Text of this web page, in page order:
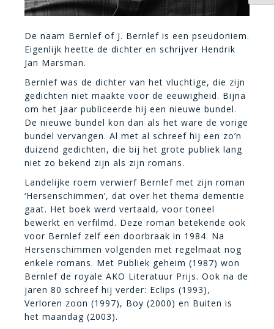
De naam Bernlef of J. Bernlef is een pseudoniem.
Eigenlijk heette de dichter en schrijver Hendrik
Jan Marsman.
Bernlef was de dichter van het vluchtige, die zijn
gedichten niet maakte voor de eeuwigheid. Bijna
om het jaar publiceerde hij een nieuwe bundel.
De nieuwe bundel kon dan als het ware de vorige
bundel vervangen. Al met al schreef hij een zo’n
duizend gedichten, die bij het grote publiek lang
niet zo bekend zijn als zijn romans.
Landelijke roem verwierf Bernlef met zijn roman
‘Hersenschimmen’, dat over het thema dementie
gaat. Het boek werd vertaald, voor toneel
bewerkt en verfilmd. Deze roman betekende ook
voor Bernlef zelf een doorbraak in 1984. Na
Hersenschimmen volgenden met regelmaat nog
enkele romans. Met Publiek geheim (1987) won
Bernlef de royale AKO Literatuur Prijs. Ook na de
jaren 80 schreef hij verder: Eclips (1993),
Verloren zoon (1997), Boy (2000) en Buiten is
het maandag (2003).